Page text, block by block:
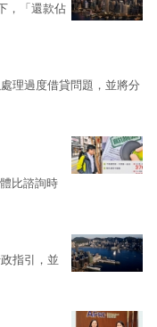
，「還款佔
理過度借貸問題，並將分
比諮詢時
指引，並